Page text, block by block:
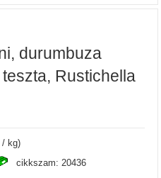
durumbuza
Rustichella
/ kg)
cikkszam: 20436